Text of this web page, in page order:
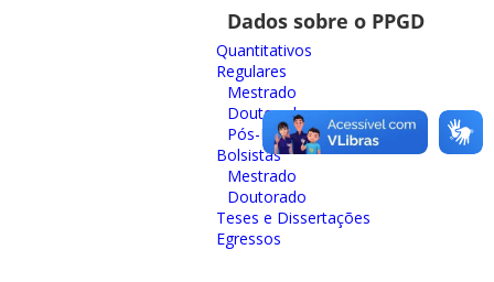
Dados sobre o PPGD
Quantitativos
Regulares
Mestrado
Doutorado
Pós-Doutorado
Bolsistas
Mestrado
Doutorado
Teses e Dissertações
Egressos